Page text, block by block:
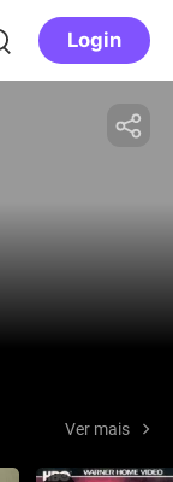
Login
Ver mais